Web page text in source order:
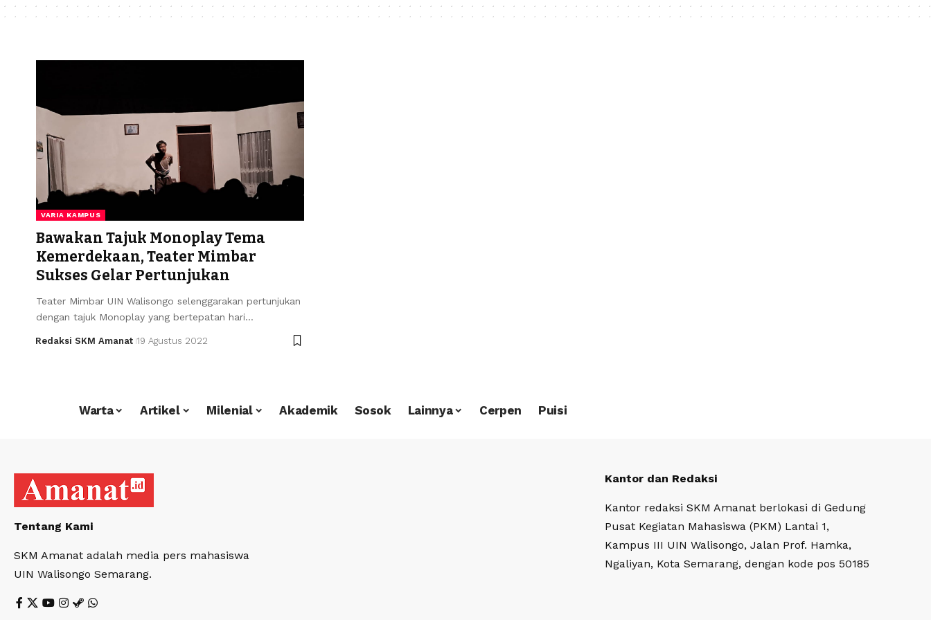
VARIA KAMPUS
Bawakan Tajuk Monoplay Tema
Kemerdekaan, Teater Mimbar
Sukses Gelar Pertunjukan
Teater Mimbar UIN Walisongo selenggarakan pertunjukan
dengan tajuk Monoplay yang bertepatan hari…
Redaksi SKM Amanat 19 Agustus 2022
Warta Artikel Milenial Akademik Sosok Lainnya Cerpen Puisi
Tentang Kami
SKM Amanat adalah media pers mahasiswa
UIN Walisongo Semarang.
Kantor dan Redaksi
Kantor redaksi SKM Amanat berlokasi di Gedung
Pusat Kegiatan Mahasiswa (PKM) Lantai 1,
Kampus III UIN Walisongo, Jalan Prof. Hamka,
Ngaliyan, Kota Semarang, dengan kode pos 50185